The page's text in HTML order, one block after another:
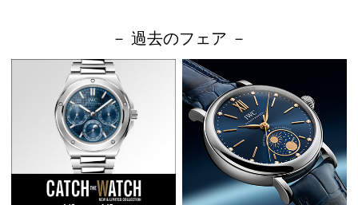
－ 過去のフェア －